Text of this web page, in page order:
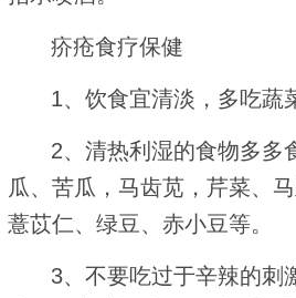
疥疮食疗保健
1、饮食宜清淡，多吃蔬
2、清热利湿的食物多多
瓜、苦瓜，马齿苋，芹菜、
薏苡仁、绿豆、赤小豆等。
3、不要吃过于辛辣的刺